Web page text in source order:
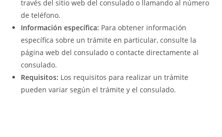
través del sitio web del consulado o llamando al número
de teléfono.
Información específica: Para obtener información
específica sobre un trámite en particular, consulte la
página web del consulado o contacte directamente al
consulado.
Requisitos: Los requisitos para realizar un trámite
pueden variar según el trámite y el consulado.